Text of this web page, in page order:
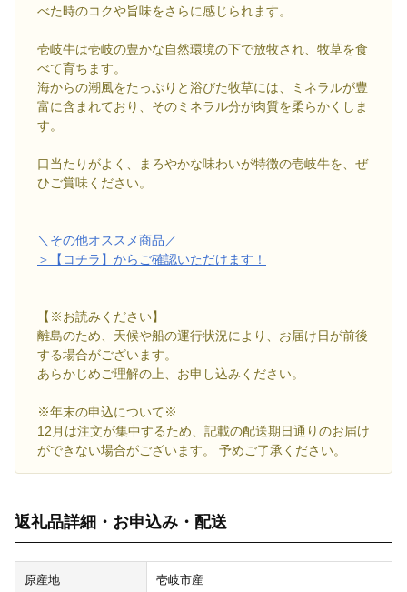
べた時のコクや旨味をさらに感じられます。
壱岐牛は壱岐の豊かな自然環境の下で放牧され、牧草を食
べて育ちます。
海からの潮風をたっぷりと浴びた牧草には、ミネラルが豊
富に含まれており、そのミネラル分が肉質を柔らかくしま
す。
口当たりがよく、まろやかな味わいが特徴の壱岐牛を、ぜ
ひご賞味ください。
＼その他オススメ商品／
＞【コチラ】からご確認いただけます！
【※お読みください】
離島のため、天候や船の運行状況により、お届け日が前後
する場合がございます。
あらかじめご理解の上、お申し込みください。
※年末の申込について※
12月は注文が集中するため、記載の配送期日通りのお届け
ができない場合がございます。 予めご了承ください。
返礼品詳細・お申込み・配送
原産地 壱岐市産